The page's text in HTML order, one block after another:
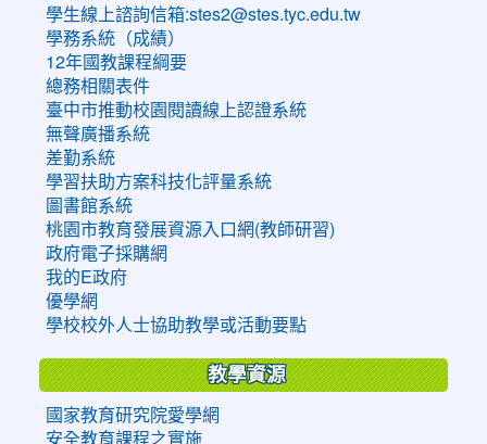
學生線上諮詢信箱:stes2@stes.tyc.edu.tw
學務系統（成績）
12年國教課程綱要
總務相關表件
臺中市推動校園閱讀線上認證系統
無聲廣播系統
差勤系統
學習扶助方案科技化評量系統
圖書館系統
桃園市教育發展資源入口網(教師研習)
政府電子採購網
我的E政府
優學網
學校校外人士協助教學或活動要點
教學資源
國家教育研究院愛學網
安全教育課程之實施